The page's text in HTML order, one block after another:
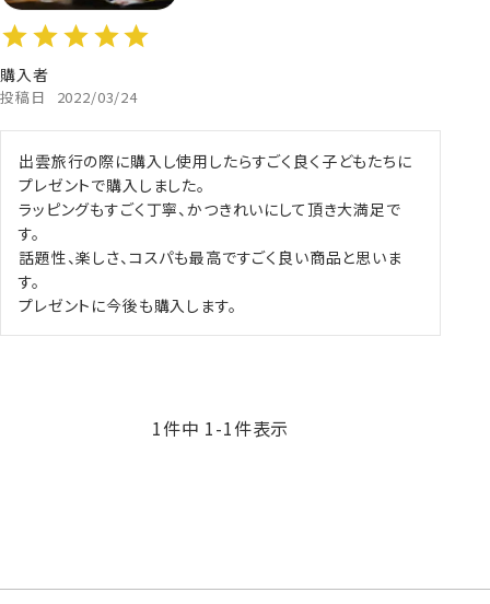
購入者
投稿日 2022/03/24
出雲旅行の際に購入し使用したらすごく良く子どもたちに
プレゼントで購入しました。
ラッピングもすごく丁寧、かつきれいにして頂き大満足で
す。
話題性、楽しさ、コスパも最高ですごく良い商品と思いま
す。
プレゼントに今後も購入します。
1件中 1-1件表示